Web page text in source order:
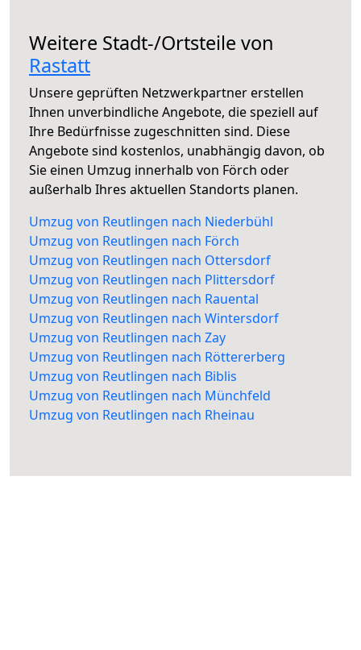
Weitere Stadt-/Ortsteile von
Rastatt
Unsere geprüften Netzwerkpartner erstellen
Ihnen unverbindliche Angebote, die speziell auf
Ihre Bedürfnisse zugeschnitten sind. Diese
Angebote sind kostenlos, unabhängig davon, ob
Sie einen Umzug innerhalb von Förch oder
außerhalb Ihres aktuellen Standorts planen.
Umzug von Reutlingen nach Niederbühl
Umzug von Reutlingen nach Förch
Umzug von Reutlingen nach Ottersdorf
Umzug von Reutlingen nach Plittersdorf
Umzug von Reutlingen nach Rauental
Umzug von Reutlingen nach Wintersdorf
Umzug von Reutlingen nach Zay
Umzug von Reutlingen nach Röttererberg
Umzug von Reutlingen nach Biblis
Umzug von Reutlingen nach Münchfeld
Umzug von Reutlingen nach Rheinau